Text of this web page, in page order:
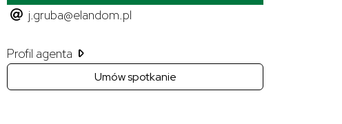
j.gruba@elandom.pl
Profil agenta
Umów spotkanie